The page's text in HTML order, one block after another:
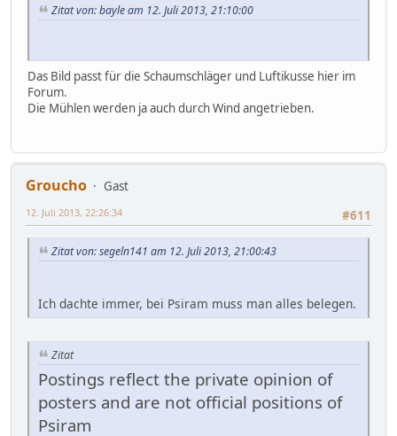
Zitat von: bayle am 12. Juli 2013, 21:10:00
Das Bild passt für die Schaumschläger und Luftikusse hier im
Forum.
Die Mühlen werden ja auch durch Wind angetrieben.
Groucho
Gast
#611
12. Juli 2013, 22:26:34
Zitat von: segeln141 am 12. Juli 2013, 21:00:43
Ich dachte immer, bei Psiram muss man alles belegen.
Zitat
Postings reflect the private opinion of
posters and are not official positions of
Psiram